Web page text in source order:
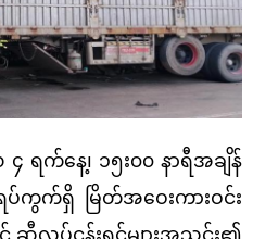
ရက်နေ့၊ ၁၅း၀၀ နာရီအချိန်
ကွက်ရှိ မြိတ်အဝေးကားဝင်း